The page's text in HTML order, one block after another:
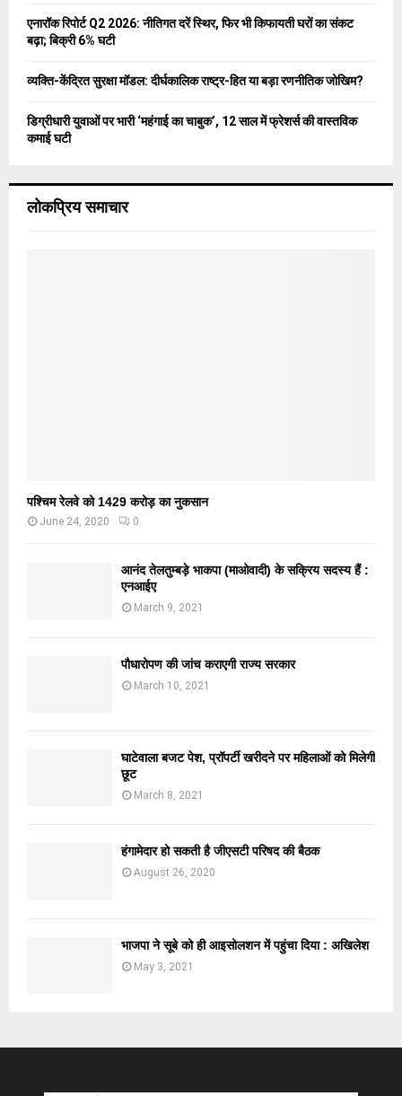
एनारॉक रिपोर्ट Q2 2026: नीतिगत दरें स्थिर, फिर भी किफायती घरों का संकट
बढ़ा; बिक्री 6% घटी
व्यक्ति-केंद्रित सुरक्षा मॉडल: दीर्घकालिक राष्ट्र-हित या बड़ा रणनीतिक जोखिम?
डिग्रीधारी युवाओं पर भारी ‘महंगाई का चाबुक’, 12 साल में फ्रेशर्स की वास्तविक
कमाई घटी
लोकप्रिय समाचार
पश्चिम रेलवे को 1429 करोड़ का नुकसान
June 24, 2020 0
आनंद तेलतुम्बड़े भाकपा (माओवादी) के सक्रिय सदस्य हैं :
एनआईए
March 9, 2021
पौधारोपण की जांच कराएगी राज्य सरकार
March 10, 2021
घाटेवाला बजट पेश, प्रॉपर्टी खरीदने पर महिलाओं को मिलेगी
छूट
March 8, 2021
हंगामेदार हो सकती है जीएसटी परिषद की बैठक
August 26, 2020
भाजपा ने सूबे को ही आइसोलशन में पहुंचा दिया : अखिलेश
May 3, 2021